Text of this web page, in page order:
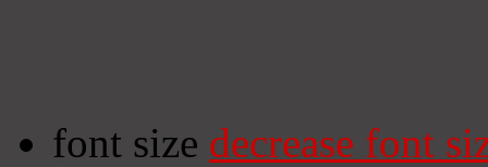
font size decrease font